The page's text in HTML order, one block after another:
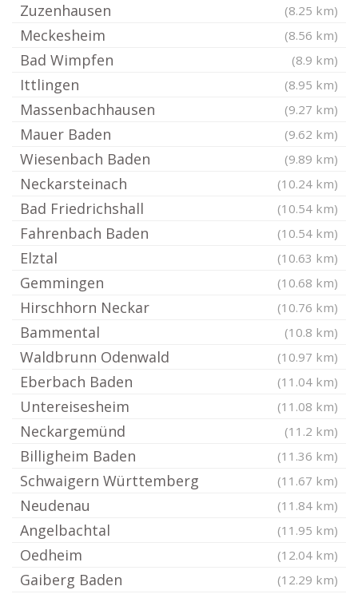
Zuzenhausen (8.25 km)
Meckesheim (8.56 km)
Bad Wimpfen (8.9 km)
Ittlingen (8.95 km)
Massenbachhausen (9.27 km)
Mauer Baden (9.62 km)
Wiesenbach Baden (9.89 km)
Neckarsteinach (10.24 km)
Bad Friedrichshall (10.54 km)
Fahrenbach Baden (10.54 km)
Elztal (10.63 km)
Gemmingen (10.68 km)
Hirschhorn Neckar (10.76 km)
Bammental (10.8 km)
Waldbrunn Odenwald (10.97 km)
Eberbach Baden (11.04 km)
Untereisesheim (11.08 km)
Neckargemünd (11.2 km)
Billigheim Baden (11.36 km)
Schwaigern Württemberg (11.67 km)
Neudenau (11.84 km)
Angelbachtal (11.95 km)
Oedheim (12.04 km)
Gaiberg Baden (12.29 km)